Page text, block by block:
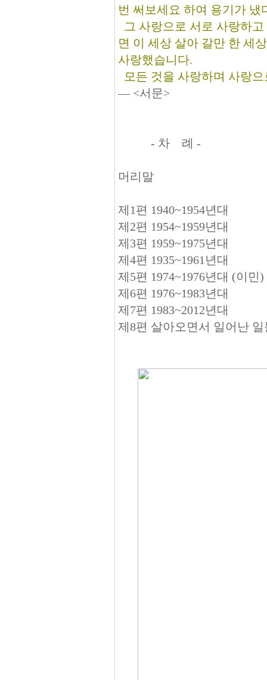
번 써보세요 하여 용기가 냈
그 사랑으로 서로 사랑하
면 이 세상 살아 갈만 한 세
사랑했습니다.
모든 것을 사랑하며 사랑
― <서문>
- 차 례 -
머리말
제1편 1940~1954년대
제2편 1954~1959년대
제3편 1959~1975년대
제4편 1935~1961년대
제5편 1974~1976년대 (이민)
제6편 1976~1983년대
제7편 1983~2012년대
제8편 살아오면서 일어난